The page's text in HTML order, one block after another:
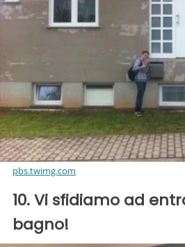
pbs.twimg.com
10. Vi sfidiamo ad
bagno!